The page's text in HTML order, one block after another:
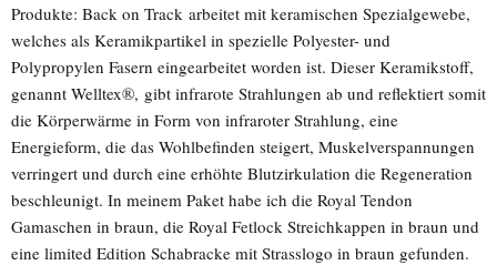
Produkte: Back on Track arbeitet mit keramischen Spezialgewebe,
welches als Keramikpartikel in spezielle Polyester- und
Polypropylen Fasern eingearbeitet worden ist. Dieser Keramikstoff,
genannt Welltex®, gibt infrarote Strahlungen ab und reflektiert somit
die Körperwärme in Form von infraroter Strahlung, eine
Energieform, die das Wohlbefinden steigert, Muskelverspannungen
verringert und durch eine erhöhte Blutzirkulation die Regeneration
beschleunigt. In meinem Paket habe ich die Royal Tendon
Gamaschen in braun, die Royal Fetlock Streichkappen in braun und
eine limited Edition Schabracke mit Strasslogo in braun gefunden.